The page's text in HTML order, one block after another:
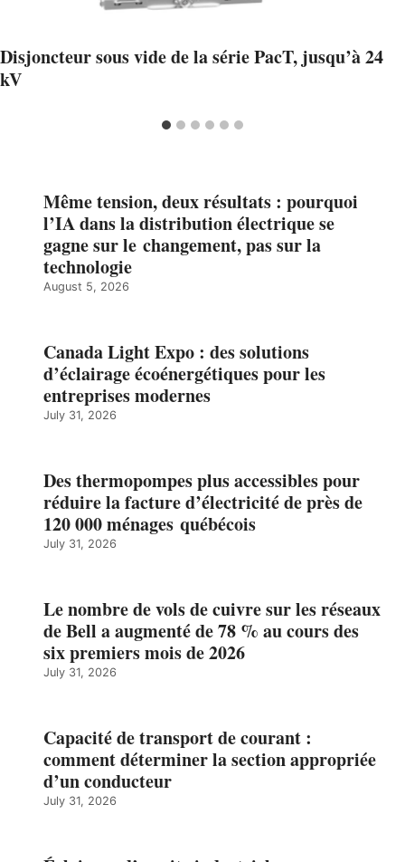
Disjoncteur sous vide de la série PacT, jusqu’à 24
kV
Même tension, deux résultats : pourquoi
l’IA dans la distribution électrique se
gagne sur le changement, pas sur la
technologie
August 5, 2026
Canada Light Expo : des solutions
d’éclairage écoénergétiques pour les
entreprises modernes
July 31, 2026
Des thermopompes plus accessibles pour
réduire la facture d’électricité de près de
120 000 ménages québécois
July 31, 2026
Le nombre de vols de cuivre sur les réseaux
de Bell a augmenté de 78 % au cours des
six premiers mois de 2026
July 31, 2026
Capacité de transport de courant :
comment déterminer la section appropriée
d’un conducteur
July 31, 2026